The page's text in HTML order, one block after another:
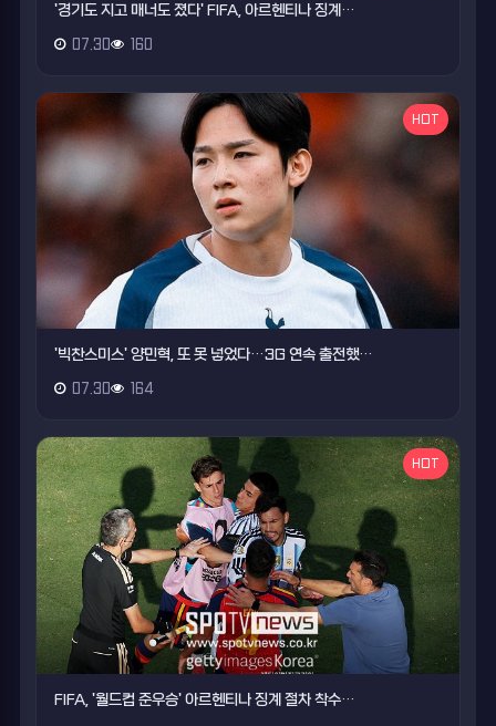
'경기도 지고 매너도 졌다' FIFA, 아르헨티나 징계…
07.30 160
HOT
'빅찬스미스' 양민혁, 또 못 넣었다…3G 연속 출전했…
07.30 164
HOT
FIFA, '월드컵 준우승' 아르헨티나 징계 절차 착수…